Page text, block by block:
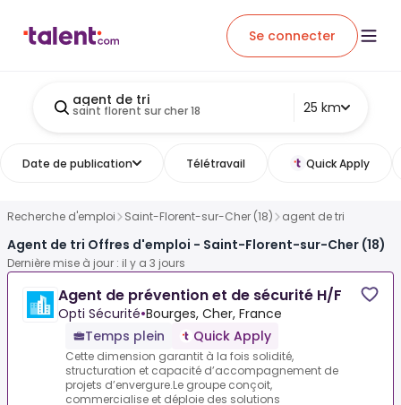
Se connecter
agent de tri
saint florent sur cher 18 25 km
Date de publication Télétravail Quick Apply
Recherche d'emploi Saint-Florent-sur-Cher (18) agent de tri
Agent de tri Offres d'emploi - Saint-Florent-sur-Cher (18)
Dernière mise à jour : il y a 3 jours
Agent de prévention et de sécurité H/F
Opti Sécurité•Bourges, Cher, France
Temps plein
Quick Apply
Cette dimension garantit à la fois solidité,
structuration et capacité d’accompagnement de
projets d’envergure.Le groupe conçoit,
commercialise et déploie des solutions